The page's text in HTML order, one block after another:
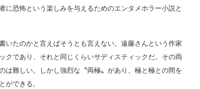
恐怖という楽しみを与えるためのエンタメホラー小説と
たのかと言えばそうとも言えない。遠藤さんという作家
であり、それと同じくらいサディスティックだ。その両
難しい。しかし強烈な〝両極〟があり、極と極との間を
できる。